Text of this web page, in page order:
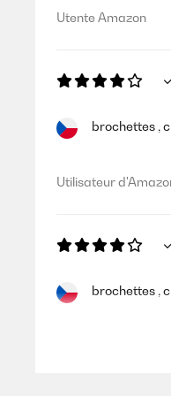
Utente Amazon
brochettes ,
Utilisateur
brochettes ,